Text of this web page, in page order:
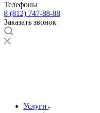
Телефоны
8 (812) 747-88-88
Заказать звонок
Услуги